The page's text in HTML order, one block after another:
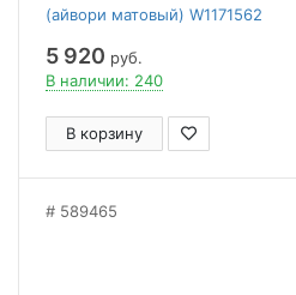
(айвори матовый) W1171562
5 920 руб.
В наличии: 240
В корзину
589465